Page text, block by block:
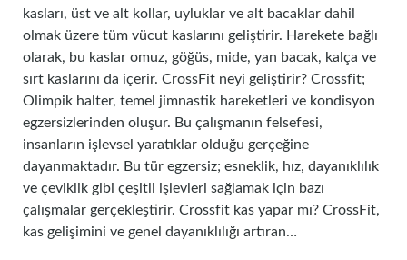
kasları, üst ve alt kollar, uyluklar ve alt bacaklar dahil
olmak üzere tüm vücut kaslarını geliştirir. Harekete bağlı
olarak, bu kaslar omuz, göğüs, mide, yan bacak, kalça ve
sırt kaslarını da içerir. CrossFit neyi geliştirir? Crossfit;
Olimpik halter, temel jimnastik hareketleri ve kondisyon
egzersizlerinden oluşur. Bu çalışmanın felsefesi,
insanların işlevsel yaratıklar olduğu gerçeğine
dayanmaktadır. Bu tür egzersiz; esneklik, hız, dayanıklılık
ve çeviklik gibi çeşitli işlevleri sağlamak için bazı
çalışmalar gerçekleştirir. Crossfit kas yapar mı? CrossFit,
kas gelişimini ve genel dayanıklılığı artıran…